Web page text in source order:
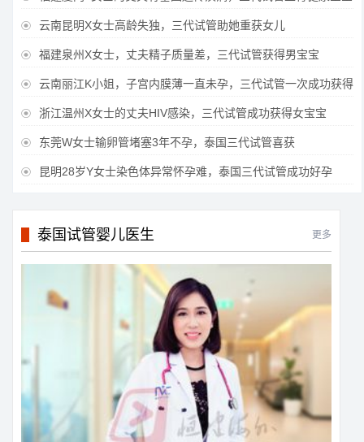
 云南昆明X女士高龄失独，三代试管助她重获女儿
 福建泉州X女士，丈夫精子质量差，三代试管获得男宝宝
 云南丽江K小姐，子宫内膜薄一直未孕，三代试管一次成功获得
 浙江温州X女士的丈夫HIV感染，三代试管成功获得女宝宝
 东莞W女士输卵管堵塞3年不孕，泰国三代试管喜获
 昆明28岁Y女士染色体异常怀孕难，泰国三代试管成功好孕
泰国试管婴儿医生 更多